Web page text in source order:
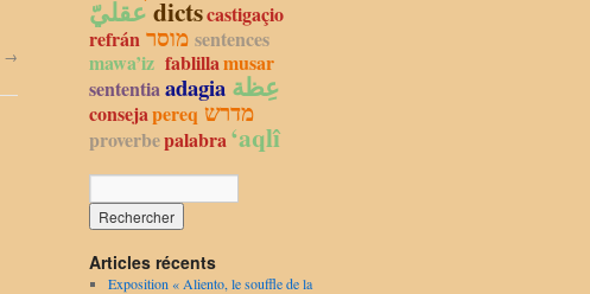
→
dictscastigaçio
refrán
sentences
mawa’iz fablillamusar
sententiaadagia عِظة
consejapereq מדרש
proverbepalabra‘aqlî
Articles récents
Exposition « Aliento, le souffle de la